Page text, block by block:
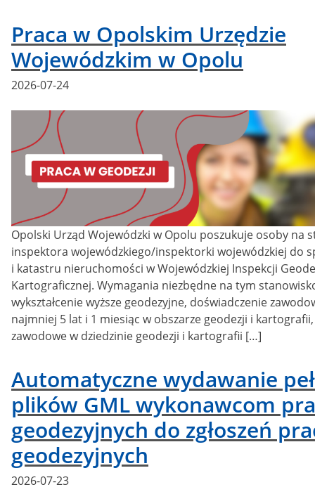
Praca w Opolskim Urzędzie
Wojewódzkim w Opolu
Posted
2026-07-24
Opolski Urząd Wojewódzki w Opolu poszukuje osoby na
inspektora wojewódzkiego/inspektorki wojewódzkiej do
i katastru nieruchomości w Wojewódzkiej Inspekcji
Kartograficznej. Wymagania niezbędne na tym
wykształcenie wyższe geodezyjne, doświadczenie
najmniej 5 lat i 1 miesiąc w obszarze geodezji i
zawodowe w dziedzinie geodezji i kartografii […]
Automatyczne wydawanie
plików GML wykonawcom
geodezyjnych do zgłoszeń
geodezyjnych
Posted
2026-07-23